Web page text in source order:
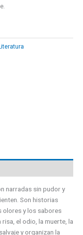
narradas sin pudor y
Son historias
olores y los sabores
el odio, la muerte, la
y organizan la